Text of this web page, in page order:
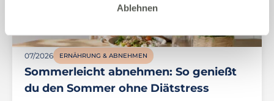
Ablehnen
07/2026 ERNÄHRUNG & ABNEHMEN
Sommerleicht abnehmen: So genießt
du den Sommer ohne Diätstress